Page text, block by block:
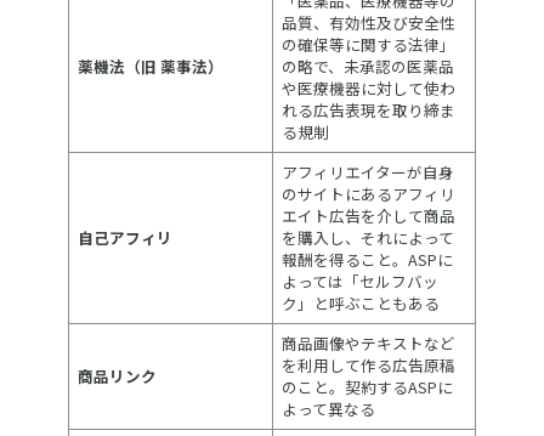
薬機法（旧 薬事法）
品質、有効性及び安全性
の確保等に関する法律」
の略で、未承認の医薬品
や医療機器に対して使わ
れる広告表現を取り締ま
る規制
自己アフィリ
アフィリエイターが自身
のサイトにあるアフィリ
エイト広告を介して商品
を購入し、それによって
報酬を得ること。ASPに
よっては「セルフバッ
ク」と呼ぶこともある
商品リンク
商品画像やテキストなど
を利用して作る広告原稿
のこと。契約するASPに
よって異なる